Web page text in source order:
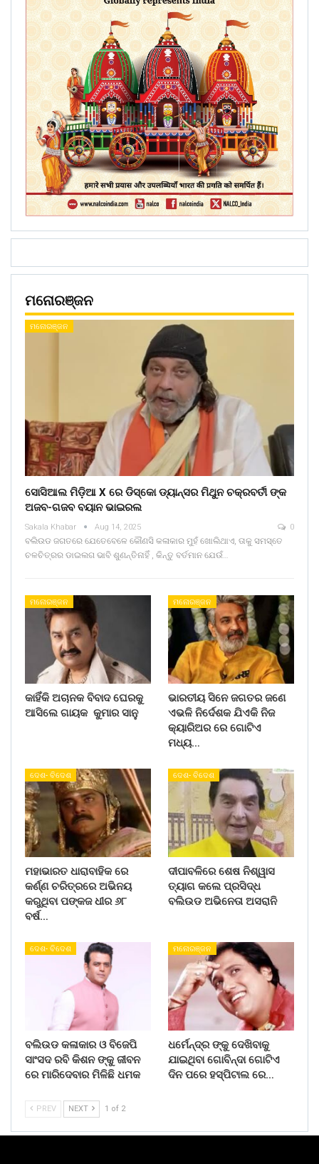
ମନୋରଞ୍ଜନ
ମନୋରଞ୍ଜନ
ସୋସିଆଲ ମିଡ଼ିଆ X ରେ ଡିସ୍କୋ ଡ୍ୟାନ୍ସର ମିଥୁନ ଚକ୍ରବର୍ତୀ ଙ୍କ
ଅଜବ-ଗଜବ ବୟାନ ଭାଇରଲ
Sakala Khabar Aug 14, 2025 0
ବଲିଉଡ ଜଗତରେ ଯେତେବେଳେ କୌଣସି କଳାକାର ମୁହଁ ଖୋଲିଥାଏ, ତାକୁ ସମସ୍ତେ
ଚଳଚିତ୍ରର ଡାଇଲଗ ଭାବି ଶୁଣନ୍ତିନାହିଁ , କିନ୍ତୁ ବର୍ତମାନ ଯେଉଁ…
ମନୋରଞ୍ଜନ
କାହିଁକି ଅଚାନକ ବିବାଦ ଘେରକୁ
ଆସିଲେ ଗାୟକ କୁମାର ସାନୁ
ମନୋରଞ୍ଜନ
ଭାରତୀୟ ସିନେ ଜଗତର ଜଣେ
ଏଭଳି ନିର୍ଦେଶକ ଯିଏକି ନିଜ
କ୍ୟାରିଅର ରେ ଗୋଟିଏ
ମଧ୍ୟ…
ଦେଶ- ବିଦେଶ
ମହାଭାରତ ଧାରାବାହିକ ରେ
କର୍ଣ୍ଣ ଚରିତ୍ରରେ ଅଭିନୟ
କରୁଥିବା ପଙ୍କଜ ଧୀର ୬୮
ବର୍ଷ…
ଦେଶ- ବିଦେଶ
ଦୀପାବଳିରେ ଶେଷ ନିଶ୍ୱାସ
ତ୍ୟାଗ କଲେ ପ୍ରସିଦ୍ଧ
ବଲିଉଡ ଅଭିନେତା ଅସରାନି
ଦେଶ- ବିଦେଶ
ବଲିଉଡ କଳାକାର ଓ ବିଜେପି
ସାଂସଦ ରବି କିଶନ ଙ୍କୁ ଜୀବନ
ରେ ମାରିଦେବାର ମିଳିଛି ଧମକ
ମନୋରଞ୍ଜନ
ଧର୍ମେନ୍ଦ୍ର ଙ୍କୁ ଦେଖିବାକୁ
ଯାଇଥିବା ଗୋବିନ୍ଦା ଗୋଟିଏ
ଦିନ ପରେ ହସ୍ପିଟାଲ ରେ…
PREV NEXT 1 of 2